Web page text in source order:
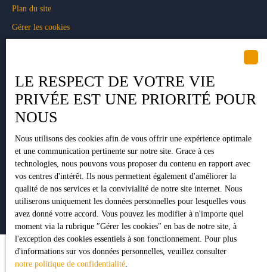
Plan du site
Gérer les cookies
+33 5 34 35 15 90
1 Impasse Pujeau Rabé
31410 Lavernose-Lacasse
LE RESPECT DE VOTRE VIE
PRIVÉE EST UNE PRIORITÉ POUR
NOUS
Nous utilisons des cookies afin de vous offrir une expérience optimale
et une communication pertinente sur notre site. Grace à ces
technologies, nous pouvons vous proposer du contenu en rapport avec
vos centres d'intérêt. Ils nous permettent également d'améliorer la
qualité de nos services et la convivialité de notre site internet. Nous
utiliserons uniquement les données personnelles pour lesquelles vous
avez donné votre accord. Vous pouvez les modifier à n'importe quel
moment via la rubrique ″Gérer les cookies″ en bas de notre site, à
l'exception des cookies essentiels à son fonctionnement. Pour plus
d'informations sur vos données personnelles, veuillez consulter
notre politique de confidentialité.